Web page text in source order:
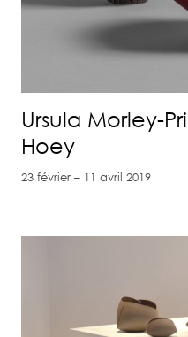
Ursula Morley-
Hoey
23 février – 11 avril 2019